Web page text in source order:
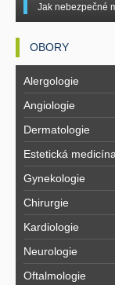
Jak nebezpečné
OBORY
Alergologie
Angiologie
Dermatologie
Estetická medicína
Gynekologie
Chirurgie
Kardiologie
Neurologie
Oftalmologie